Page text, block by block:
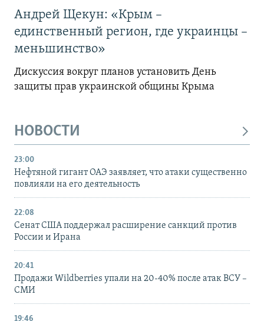
Андрей Щекун: «Крым –
единственный регион, где украинцы –
меньшинство»
Дискуссия вокруг планов установить День
защиты прав украинской общины Крыма
НОВОСТИ
23:00
Нефтяной гигант ОАЭ заявляет, что атаки существенно
повлияли на его деятельность
22:08
Сенат США поддержал расширение санкций против
России и Ирана
20:41
Продажи Wildberries упали на 20-40% после атак ВСУ –
СМИ
19:46